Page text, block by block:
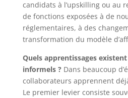
candidats à l’upskilling ou au
de fonctions exposées à de
réglementaires, à des
transformation du modèle
Quels apprentissages
informels ?Dans beaucoup
collaborateurs apprennent
Le premier levier consiste